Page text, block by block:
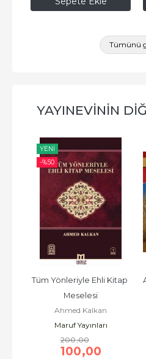
Tümünü
YAYINEVININ
YENI
-%50
Tüm Yönleriyle Ehli Kitap
Meselesi
Ahmed Kalkan
Maruf Yayınları
200,00
100,00